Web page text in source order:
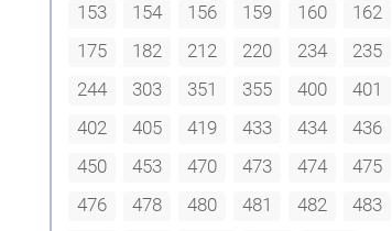
153
154 156 159 160
162
175
182 212 220 234
235
244
303 351 355 400
401
402
405 419 433 434
436
450
453 470 473 474
475
476
478 480 481 482
483